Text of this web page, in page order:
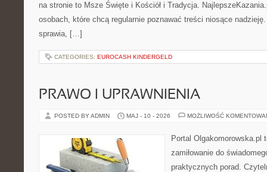
na stronie to Msze Święte i Kościół i Tradycja.
osobach, które chcą regularnie poznawać treści niosące nadzieję.
sprawia, […]
CATEGORIES: EUROCASH KINDERGELD
PRAWO I UPRAWNIENIA
POSTED BY ADMIN MAJ - 10 - 2026 MOŻLIWOŚĆ
Portal Olgakomorowska.pl
zamiłowanie do
praktycznych porad.